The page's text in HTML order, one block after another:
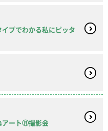
プでわかる私にピッタ
アートⓇ撮影会